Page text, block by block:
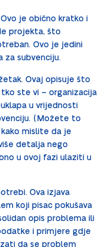
je obično kratko i
projekta, što
Ovo je jedini
za subvenciju.
Ovaj opisuje što
ste vi – organizacija
u vrijednosti
(Možete to
mislite da je
detalja nego
u ovoj fazi ulaziti u
Ova izjava
koji pisac pokušava
opis problema ili
i primjere gdje
da se problem